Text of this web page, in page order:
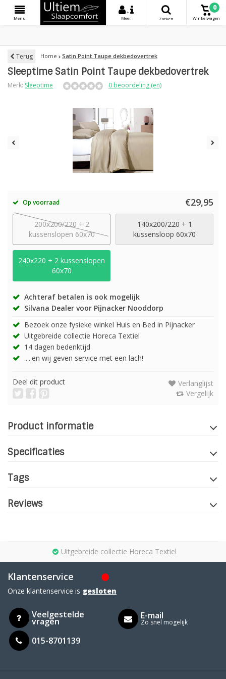
Menu
+
Meer
Zoeken
0
Winkelwagen
Terug Home Satin Point Taupe dekbedovertrek
Sleeptime Satin Point Taupe dekbedovertrek
Merk: Sleeptime 0 beoordeling (en)
Op voorraad €29,95
200x200/220 + 2
kussenslopen 60x70
140x200/220 + 1
kussensloop 60x70
240x220 + 2 kussenslopen
60x70
Achteraf betalen is ook mogelijk
Silvana Dealer voor Pijnacker Nooddorp
Bezoek onze fysieke winkel Huis en Bed in Pijnacker
Uitgebreide collectie Horeca Textiel
14 dagen bedenktijd
.....en wij geven service met een lach!
Deel dit product
Verlanglijst
Vergelijk
Product informatie
Specificaties
Tags
Reviews
Uitgebreide collectie Horeca Textiel
Klantenservice
Onze klantenservice is gesloten
Veelgestelde
vragen
015-8701139
E-mail
Zo snel mogelijk